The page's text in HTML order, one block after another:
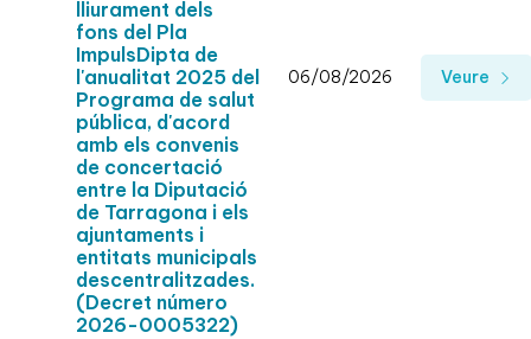
lliurament dels
fons del Pla
ImpulsDipta de
l'anualitat 2025 del
Programa de salut
pública, d'acord
amb els convenis
de concertació
entre la Diputació
de Tarragona i els
ajuntaments i
entitats municipals
descentralitzades.
(Decret número
2026-0005322)
06/08/2026 Veure